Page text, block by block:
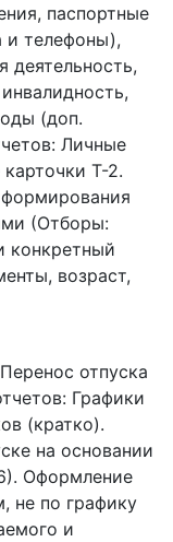
персоналом
знающих
(ведения
работы на
паспортные
и телефоны),
деятельность,
(доп.
Личные
Т-2.
(Отборы:
конкретный
возраст,
отпуска
Графики
(кратко).
на основании
Оформление
не по графику
и